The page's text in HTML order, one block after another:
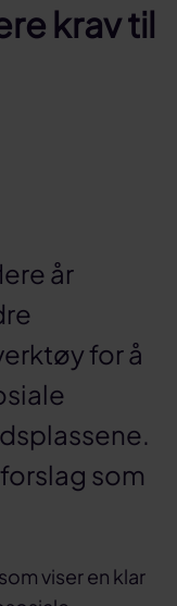
krav til
år
for å
som
viser en klar